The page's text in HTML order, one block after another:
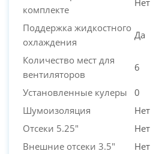
комплекте
Нет
Поддержка жидкостного
охлаждения
Да
Количество мест для
вентиляторов
6
Установленные кулеры
0
Шумоизоляция
Нет
Отсеки 5.25"
Нет
Внешние отсеки 3.5"
Нет